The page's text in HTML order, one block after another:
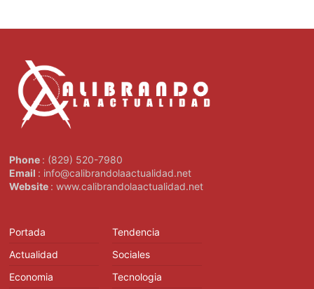
Phone : (829) 520-7980
Email : info@calibrandolaactualidad.net
Website : www.calibrandolaactualidad.net
Portada
Actualidad
Economia
Tendencia
Sociales
Tecnologia